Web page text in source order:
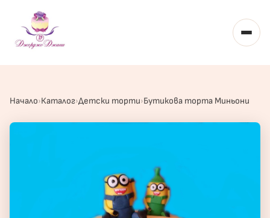
Начало Каталог Детски торти Бутикова торта Миньони